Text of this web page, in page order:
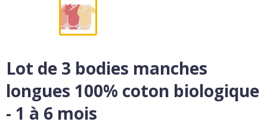
Lot de 3 bodies manches
longues 100% coton biologique
- 1 à 6 mois